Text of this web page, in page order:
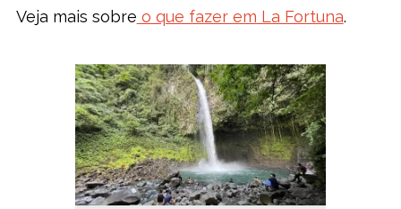
Veja mais sobre o que fazer em La Fortuna.